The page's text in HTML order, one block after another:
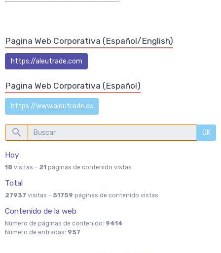
Pagina Web Corporativa (Español/English)
https://aleutrade.com
Pagina Web Corporativa (Español)
https://www.aleutrade.es
OK
Hoy
18 visitas - 21 páginas de contenido vistas
Total
27937 visitas - 51759 páginas de contenido vistas
Contenido de la web
Número de páginas de contenido: 9414
Número de entradas: 957